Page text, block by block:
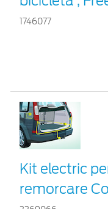
1746077
Kit electric
remorcare